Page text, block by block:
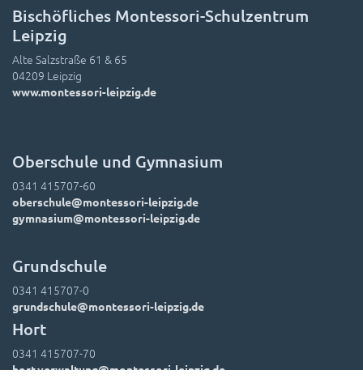
Bischöfliches Montessori-Schulzentrum
Leipzig
Alte Salzstraße 61 & 65
04209 Leipzig
www.montessori-leipzig.de
Oberschule und Gymnasium
0341 415707-60
oberschule@montessori-leipzig.de
gymnasium@montessori-leipzig.de
Grundschule
0341 415707-0
grundschule@montessori-leipzig.de
Hort
0341 415707-70
hort.verwaltung@montessori-leipzig.de